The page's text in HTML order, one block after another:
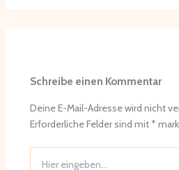
Schreibe einen Kommentar
Deine E-Mail-Adresse wird nicht
Erforderliche Felder sind mit *
eingeben…